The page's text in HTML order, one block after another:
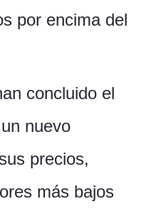
por encima del
concluido el
nuevo
precios,
más bajos